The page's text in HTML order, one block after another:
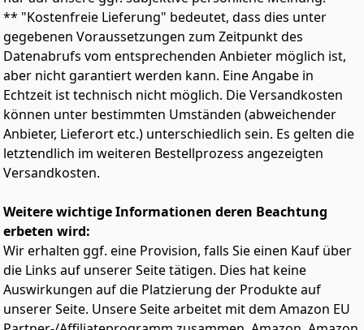
eingebaut werden
HOCHWERTIGE JBL Bauteile – die einzigartigen Harman
PEI Balanced Dome Hochtöner und die robuste
Polypropylen-Membran sorgen für kristallklare Höhen
ohne Härte, auch bei hohen Lautstärken
LANGLEBIGE Konstruktion – alle JBL Autolautsprecher
haben den JBL Auto Soundsystem Härtetest bestanden;
das heißt, sie sind hitze- und vibrationsresistent für
den harten Autoalltag; Kfz Lautsprecher passend für
PKW, LKW, Wohnmobile und Boote
** "Kostenfreie Lieferung" bedeutet, dass dies unter
gegebenen Voraussetzungen zum Zeitpunkt des
Datenabrufs vom entsprechenden Anbieter möglich ist,
aber nicht garantiert werden kann. Eine Angabe in
Echtzeit ist technisch nicht möglich. Die Versandkosten
können unter bestimmten Umständen (abweichender
Anbieter, Lieferort etc.) unterschiedlich sein. Es gelten die
letztendlich im weiteren Bestellprozess angezeigten
Versandkosten.
Weitere wichtige Informationen deren Beachtung
erbeten wird:
Wir erhalten ggf. eine Provision, falls Sie einen Kauf über
die Links auf unserer Seite tätigen. Dies hat keine
Auswirkungen auf die Platzierung der Produkte auf
unserer Seite. Unsere Seite arbeitet mit dem Amazon EU